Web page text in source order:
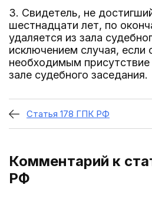
3. Свидетель, не
шестнадцати лет, по
удаляется из зала
исключением случая, если
необходимым присутствие
зале судебного заседания.
Статья 178 ГПК РФ
Комментарий к
РФ